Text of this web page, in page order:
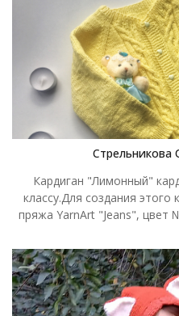
Стрельникова
Кардиган "Лимонный"
классу.Для создания этого
пряжа YarnArt "Jeans",